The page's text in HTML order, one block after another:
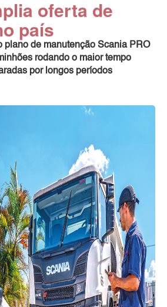
oferta de
país
plano de manutenção Scania PRO
rodando o maior tempo
por longos períodos